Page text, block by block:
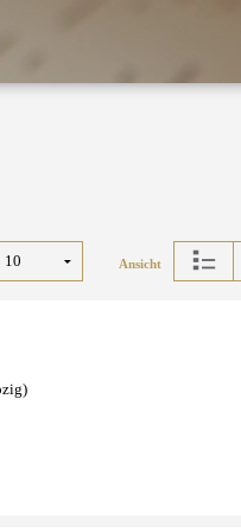
Ansicht